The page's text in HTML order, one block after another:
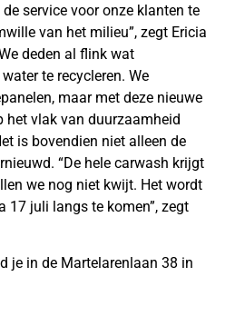
service voor onze klanten te
van het milieu”, zegt Ericia
deden al flink wat
te recycleren. We
maar met deze nieuwe
het vlak van duurzaamheid
is bovendien niet alleen de
“De hele carwash krijgt
we nog niet kwijt. Het wordt
17 juli langs te komen”, zegt
je in de Martelarenlaan 38 in